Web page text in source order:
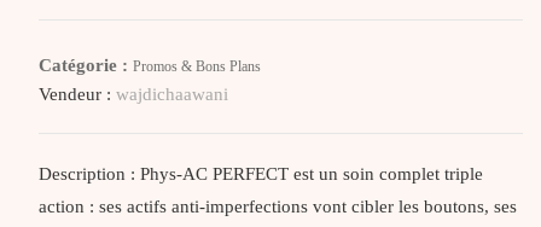
Anti-
Imperfections
Catégorie : Promos & Bons Plans
Vendeur : wajdichaawani
Description : Phys-AC PERFECT est un soin complet triple
action : ses actifs anti-imperfections vont cibler les boutons, ses